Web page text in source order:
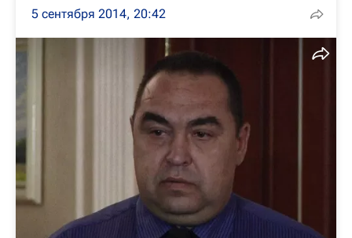
5 сентября 2014, 20:42